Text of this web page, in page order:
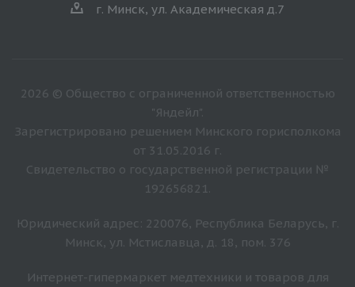
г. Минск, ул. Академическая д.7
2026 © Общество с ограниченной ответственностью
"Яндейл".
Зарегистрировано решением Минского горисполкома
от 31.05.2016 г.
Свидетельство о государственной регистрации №
192656821.
Юридический адрес: 220076, Республика Беларусь, г.
Минск, ул. Мстиславца, д. 18, пом. 376
Интернет-гипермаркет медтехники и товаров для